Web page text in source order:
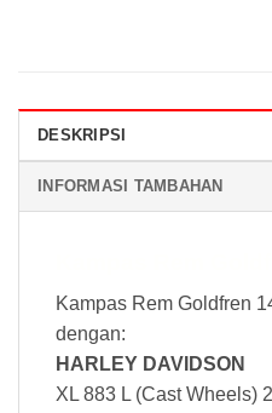
DESKRIPSI
INFORMASI TAMBAHAN
Kampas Rem Goldfren
dengan:
HARLEY DAVIDSON
XL 883 L (Cast Wheels)